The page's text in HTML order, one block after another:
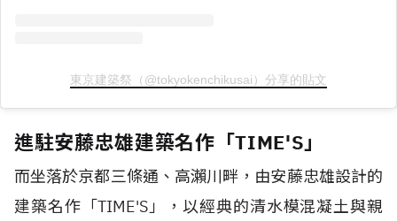
東京建築祭（@tokyokenchikusai）分享的貼文
進駐安藤忠雄建築名作「TIME'S」
而坐落於京都三條通、高瀨川畔，由安藤忠雄設計的
建築名作「TIME'S」，以經典的清水模混凝土與親